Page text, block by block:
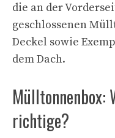
die an der
geschlossenen
Deckel sowie
dem Dach.
Mülltonnenbox:
richtige?